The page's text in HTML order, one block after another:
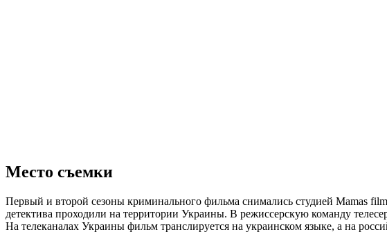
Место съемки
Первый и второй сезоны криминального фильма снимались студией Mamas
детектива проходили на территории Украины. В режиссерскую команду
На телеканалах Украины фильм транслируется на украинском языке, а на